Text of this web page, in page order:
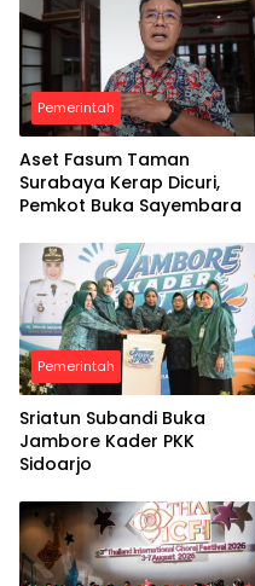
Pemerintah
Aset Fasum Taman
Surabaya Kerap Dicuri,
Pemkot Buka Sayembara
Pemerintah
Sriatun Subandi Buka
Jambore Kader PKK
Sidoarjo